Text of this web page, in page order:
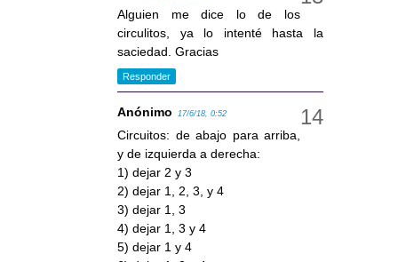
Alguien me dice lo de los
circulitos, ya lo intenté hasta la
saciedad. Gracias
Responder
Anónimo 17/6/18, 0:52
Circuitos: de abajo para arriba,
y de izquierda a derecha:
1) dejar 2 y 3
2) dejar 1, 2, 3, y 4
3) dejar 1, 3
4) dejar 1, 3 y 4
5) dejar 1 y 4